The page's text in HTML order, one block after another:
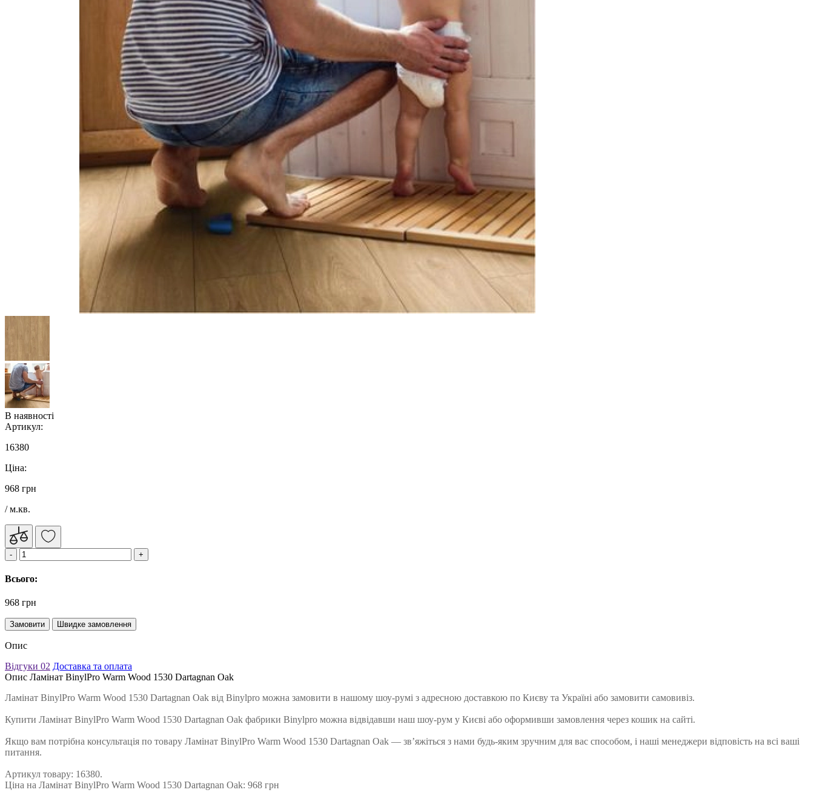
В наявності
Артикул:
16380
Ціна:
968 грн
/ м.кв.
Всього:
968 грн
Замовити Швидке замовлення
Опис
Відгуки 02 Доставка та оплата
Опис Ламінат BinylPro Warm Wood 1530 Dartagnan Oak
Ламінат BinylPro Warm Wood 1530 Dartagnan Oak від Binylpro можна замовити в нашому шоу-румі з адресною доставкою по Києву та Україні або замовити самовивіз.
Купити Ламінат BinylPro Warm Wood 1530 Dartagnan Oak фабрики Binylpro можна відвідавши наш шоу-рум у Києві або оформивши замовлення через кошик на сайті.
Якщо вам потрібна консультація по товару Ламінат BinylPro Warm Wood 1530 Dartagnan Oak — зв’яжіться з нами будь-яким зручним для вас способом, і наші менеджери відповість на всі ваші
питання.
Артикул товару: 16380.
Ціна на Ламінат BinylPro Warm Wood 1530 Dartagnan Oak: 968 грн